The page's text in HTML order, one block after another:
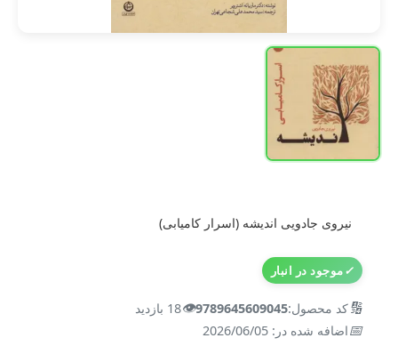
نیروی جادویی اندیشه (اسرار کامیابی)
✓موجود در انبار
🔢کد محصول:9789645609045
👁️18 بازدید
📅اضافه شده در: 2026/06/05